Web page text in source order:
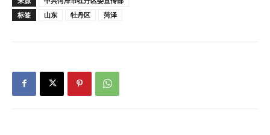
标签
山东 牡丹区 菏泽